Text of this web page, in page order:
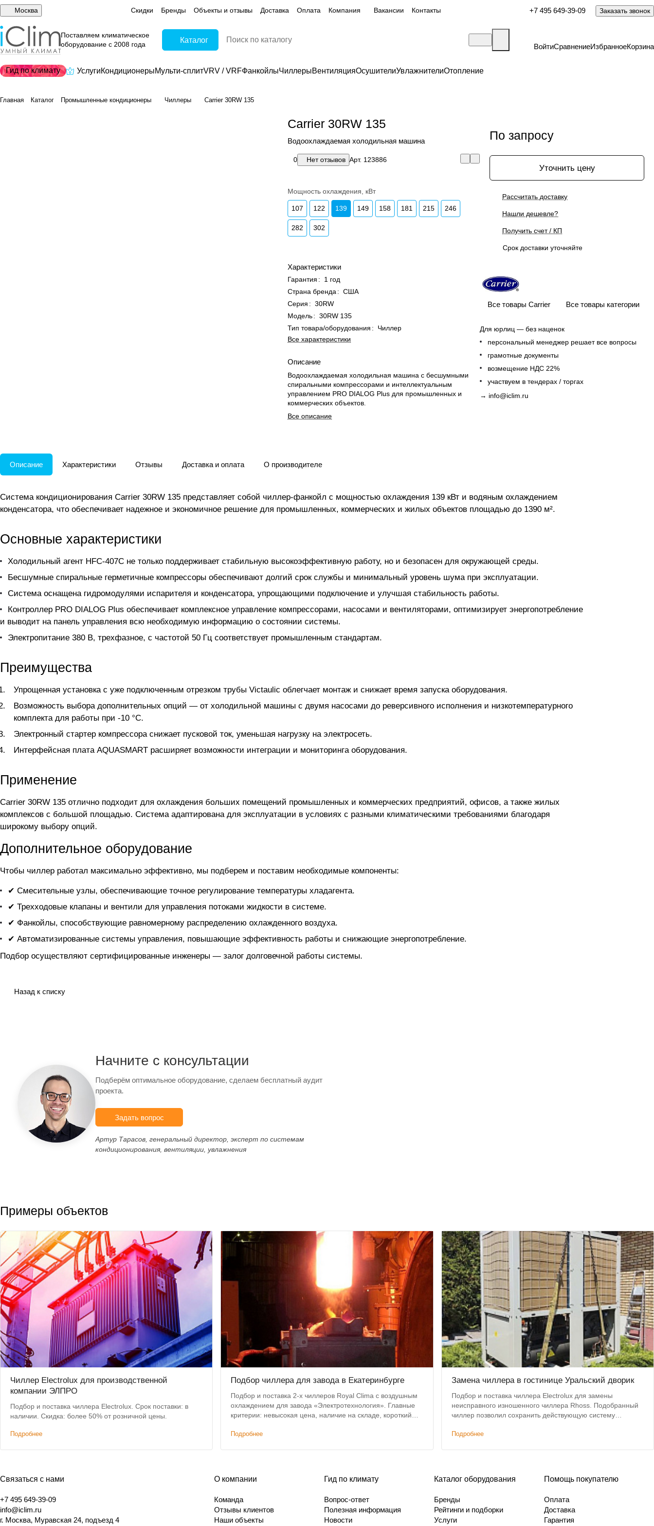
Москва Скидки Бренды Объекты и отзывы Доставка Оплата Компания Вакансии Контакты +7 495 649-39-09 Заказать звонок
Поставляем климатическое
оборудование с 2008 года
Каталог
ВойтиСравнениеИзбранноеКорзина
Гид по климату УслугиКондиционерыМульти-сплитVRV / VRFФанкойлыЧиллерыВентиляцияОсушителиУвлажнителиОтопление
Главная Каталог Промышленные кондиционеры Чиллеры Carrier 30RW 135
Carrier 30RW 135
Водоохлаждаемая холодильная машина
0 Нет отзывов Арт. 123886
Мощность охлаждения, кВт
107 122 139 149 158 181 215 246
282 302
Характеристики
Гарантия :
1 год
Страна бренда : США
Серия : 30RW
Модель: 30RW 135
Тип товара/оборудования :
Чиллер
Все характеристики
Описание
Водоохлаждаемая холодильная машина с бесшумными
спиральными компрессорами и интеллектуальным
управлением PRO DIALOG Plus для промышленных и
коммерческих объектов.
Все описание
По запросу
Уточнить цену
Рассчитать доставку
Нашли дешевле?
Получить счет / КП
Срок доставки уточняйте
Все товары Carrier Все товары категории
Для юрлиц — без наценок
персональный менеджер решает все вопросы
грамотные документы
возмещение НДС 22%
участвуем в тендерах / торгах
→ info@iclim.ru
Описание Характеристики Отзывы Доставка и оплата О производителе
Система кондиционирования Carrier 30RW 135 представляет собой чиллер-фанкойл с мощностью охлаждения 139 кВт и водяным охлаждением
конденсатора, что обеспечивает надежное и экономичное решение для промышленных, коммерческих и жилых объектов площадью до 1390 м².
Основные характеристики
Холодильный агент HFC-407C не только поддерживает стабильную высокоэффективную работу, но и безопасен для окружающей среды.
Бесшумные спиральные герметичные компрессоры обеспечивают долгий срок службы и минимальный уровень шума при эксплуатации.
Система оснащена гидромодулями испарителя и конденсатора, упрощающими подключение и улучшая стабильность работы.
Контроллер PRO DIALOG Plus обеспечивает комплексное управление компрессорами, насосами и вентиляторами, оптимизирует энергопотребление
и выводит на панель управления всю необходимую информацию о состоянии системы.
Электропитание 380 В, трехфазное, с частотой 50 Гц соответствует промышленным стандартам.
Преимущества
Упрощенная установка с уже подключенным отрезком трубы Victaulic облегчает монтаж и снижает время запуска оборудования.
Возможность выбора дополнительных опций — от холодильной машины с двумя насосами до реверсивного исполнения и низкотемпературного
комплекта для работы при -10 °C.
Электронный стартер компрессора снижает пусковой ток, уменьшая нагрузку на электросеть.
Интерфейсная плата AQUASMART расширяет возможности интеграции и мониторинга оборудования.
Применение
Carrier 30RW 135 отлично подходит для охлаждения больших помещений промышленных и коммерческих предприятий, офисов, а также жилых
комплексов с большой площадью. Система адаптирована для эксплуатации в условиях с разными климатическими требованиями благодаря
широкому выбору опций.
Дополнительное оборудование
Чтобы чиллер работал максимально эффективно, мы подберем и поставим необходимые компоненты:
✔ Смесительные узлы, обеспечивающие точное регулирование температуры хладагента.
✔ Трехходовые клапаны и вентили для управления потоками жидкости в системе.
✔ Фанкойлы, способствующие равномерному распределению охлажденного воздуха.
✔ Автоматизированные системы управления, повышающие эффективность работы и снижающие энергопотребление.
Подбор осуществляют сертифицированные инженеры — залог долговечной работы системы.
Назад к списку
Начните с консультации
Подберём оптимальное оборудование, сделаем бесплатный аудит
проекта.
Задать вопрос
Артур Тарасов, генеральный директор, эксперт по системам
кондиционирования, вентиляции, увлажнения
Примеры объектов
Чиллер Electrolux для производственной
компании ЭЛПРО
Подбор и поставка чиллера Electrolux. Срок поставки: в
наличии. Скидка: более 50% от розничной цены.
Подробнее
Подбор чиллера для завода в Екатеринбурге
Подбор и поставка 2-х чиллеров Royal Clima с воздушным
охлаждением для завода «Электротехнология». Главные
критерии: невысокая цена, наличие на складе, короткий
Подробнее
Замена чиллера в гостинице Уральский дворик
Подбор и поставка чиллера Electrolux для замены
неисправного изношенного чиллера Rhoss. Подобранный
чиллер позволил сохранить действующую систему
Подробнее
Связаться с нами
+7 495 649-39-09
info@iclim.ru
г. Москва, Муравская 24, подъезд 4
О компании
Команда
Отзывы клиентов
Наши объекты
Гид по климату
Вопрос-ответ
Полезная информация
Новости
Каталог оборудования
Бренды
Рейтинги и подборки
Услуги
Помощь покупателю
Оплата
Доставка
Гарантия